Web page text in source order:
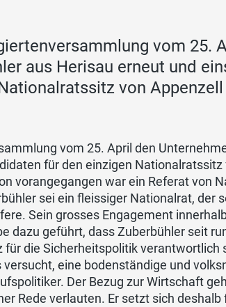
vom 25.
aus Herisau erneut und
von
vom 25. April den
für den einzigen Nationalratssitz
vorangegangen war ein Referat von
sei ein fleissiger Nationalrat, der
Sein grosses Engagement
dazu geführt, dass Zuberbühler seit
die Sicherheitspolitik verantwortlich
eine bodenständige und
Der Bezug zur Wirtschaft
Rede verlauten. Er setzt sich deshalb